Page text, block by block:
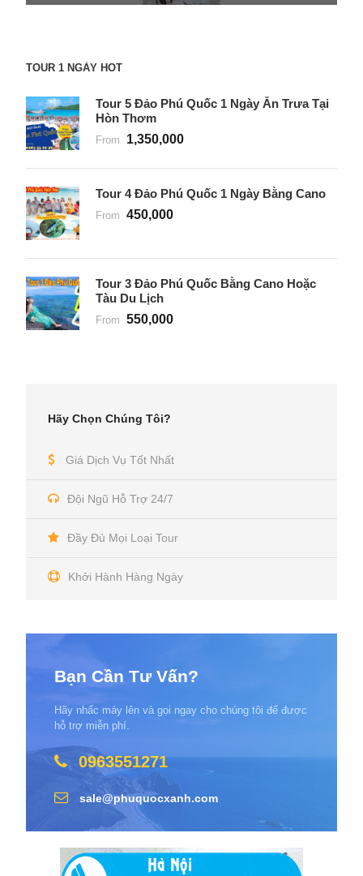
TOUR 1 NGÀY HOT
Tour 5 Đảo Phú Quốc 1 Ngày Ăn Trưa Tại
Hòn Thơm
From 1,350,000
Tour 4 Đảo Phú Quốc 1 Ngày Bằng Cano
From 450,000
Tour 3 Đảo Phú Quốc Bằng Cano Hoặc
Tàu Du Lịch
From 550,000
Hãy Chọn Chúng Tôi?
Giá Dịch Vụ Tốt Nhất
Đội Ngũ Hỗ Trợ 24/7
Đầy Đủ Mọi Loại Tour
Khởi Hành Hàng Ngày
Bạn Cần Tư Vấn?
Hãy nhấc máy lên và gọi ngay cho chúng tôi để được
hỗ trợ miễn phí.
0963551271
sale@phuquocxanh.com